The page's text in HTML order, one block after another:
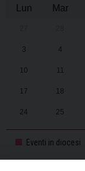
Lun
Mar
3 4
10 11
17 18
24 25
31 1
Eventi in diocesi